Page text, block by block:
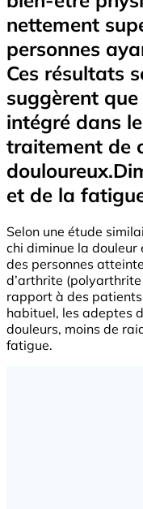
nettement
personnes
Ces résultats
suggèrent
intégré dans
traitement de
et de la
Selon une étude
chi diminue la
des personnes
d’arthrite
rapport à des
habituel, les adeptes
douleurs, moins de
fatigue.